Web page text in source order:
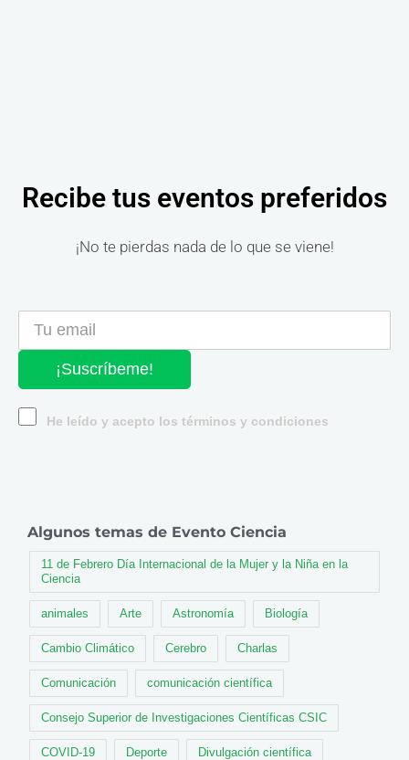
Recibe tus eventos preferidos
¡No te pierdas nada de lo que se viene!
¡Suscríbeme!
He leído y acepto los términos y condiciones
Algunos temas de Evento Ciencia
11 de Febrero Día Internacional de la Mujer y la Niña en la
Ciencia
animales Arte Astronomía Biología
Cambio Climático Cerebro Charlas
Comunicación comunicación científica
Consejo Superior de Investigaciones Científicas CSIC
COVID-19 Deporte Divulgación científica